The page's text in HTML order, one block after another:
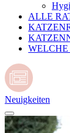
ALLE
WELCHE
Neuigkeiten